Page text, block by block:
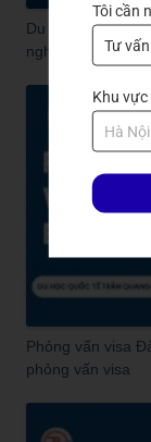
Du học tiếng Hàn
nghiệm thật!
Phỏng vấn visa
phỏng vấn visa
Tôi cần
Khu